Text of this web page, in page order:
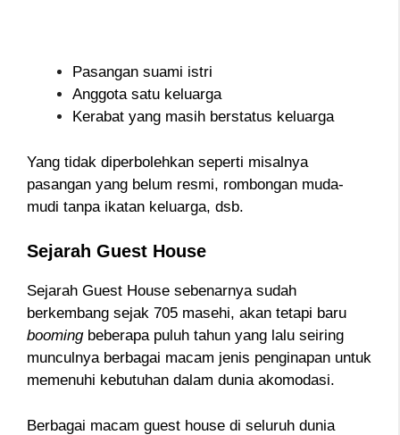
Pasangan suami istri
Anggota satu keluarga
Kerabat yang masih berstatus keluarga
Yang tidak diperbolehkan seperti misalnya
pasangan yang belum resmi, rombongan muda-
mudi tanpa ikatan keluarga, dsb.
Sejarah Guest House
Sejarah Guest House sebenarnya sudah
berkembang sejak 705 masehi, akan tetapi baru
boomingbeberapa puluh tahun yang lalu seiring
munculnya berbagai macam jenis penginapan untuk
memenuhi kebutuhan dalam dunia akomodasi.
Berbagai macam guest house di seluruh dunia